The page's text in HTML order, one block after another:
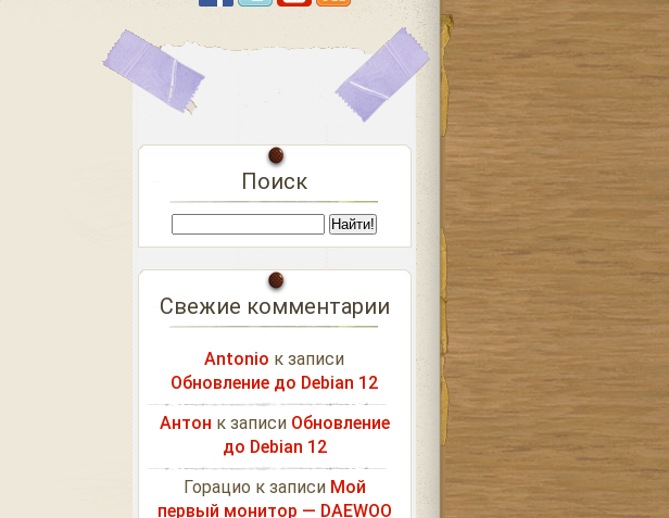
Поиск
Свежие комментарии
Antonio к записи
Обновление до Debian 12
Антон к записи Обновление
до Debian 12
Горацио к записи Мой
первый монитор — DAEWOO